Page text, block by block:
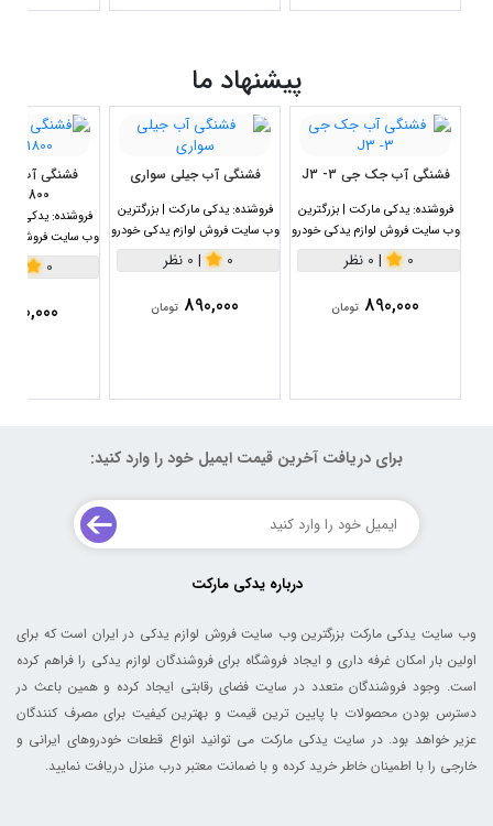
پیشنهاد ما
فشنگی آب جک جی 3- J3
فروشنده: یدکی مارکت | بزرگترین
وب سایت فروش لوازم یدکی خودرو
0
| 0 نظر
890,000 تومان
فشنگی آب جیلی سواری
فروشنده: یدکی مارکت | بزرگترین
وب سایت فروش لوازم یدکی خودرو
0
| 0 نظر
890,000 تومان
1800سی سی
فروشنده: یدکی
وب سایت فروش
0
890,000
برای دریافت آخرین قیمت ایمیل خود را وارد کنید:
درباره یدکی مارکت
وب سایت یدکی مارکت بزرگترین وب سایت فروش لوازم یدکی در ایران است که برای
اولین بار امکان غرفه داری و ایجاد فروشگاه برای فروشندگان لوازم یدکی را فراهم کرده
است. وجود فروشندگان متعدد در سایت فضای رقابتی ایجاد کرده و همین باعث در
دسترس بودن محصولات با پایین ترین قیمت و بهترین کیفیت برای مصرف کنندگان
عزیر خواهد بود. در سایت یدکی مارکت می توانید انواع قطعات خودروهای ایرانی و
خارجی را با اطمینان خاطر خرید کرده و با ضمانت معتبر درب منزل دریافت نمایید.